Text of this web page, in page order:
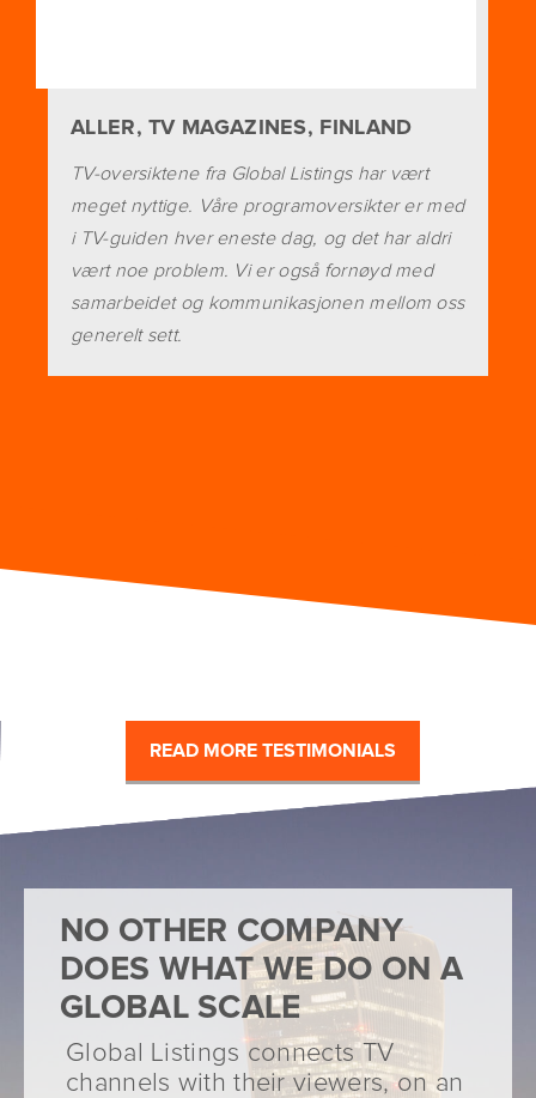
ALLER, TV MAGAZINES, FINLAND
TV-oversiktene fra Global Listings har vært
meget nyttige. Våre programoversikter er med
i TV-guiden hver eneste dag, og det har aldri
vært noe problem. Vi er også fornøyd med
samarbeidet og kommunikasjonen mellom oss
generelt sett.
READ MORE TESTIMONIALS
NO OTHER COMPANY
DOES WHAT WE DO ON A
GLOBAL SCALE
Global Listings connects TV
channels with their viewers, on an